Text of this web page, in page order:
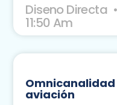
Diseno Directa
11:50 Am
aviación